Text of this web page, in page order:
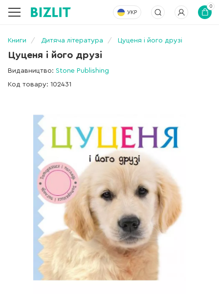
УКР
0
Книги Дитяча література Цуценя і його друзі
Цуценя і його друзі
Видавництво: Stone Publishing
Код товару: 102431